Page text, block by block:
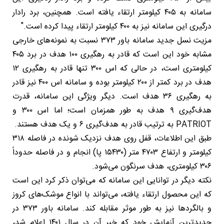
سامانه به ۴۰۵ کیلومتر ارتقاء یافته است. همچنین، برد رادار
درگیری این سامانه نیز به ۴۰۰ کیلومتر ارتقاء پیدا کرده است."
مزیت نسل جدید سامانه باور ۳۷۳ نسبت به نمونه‌های خارجی
مشابه خود این است که قادر به رهگیری ۱۰۰ هدف در برد ۴۰۵
کیلومتری است، در حالی که اس ۳۰۰ تنها قادر به رهگیری ۱۲
هدف در برد کمتر از ۲۰۰ کیلومتر بوده و سامانه اس ۴۰۰ نیز قادر
به رهگیری ۳۶ هدف است. دیگر ویژگی این سامانه، قدرت
هدف‌گیری ۹ هدف به طور همزمان است؛ اما اس ۳۰۰ و
PATRIOT به ترتیب قادر به هدف‌گیری ۶ و یک هدف هستند.
طبق این اطلاعات، قفل روی هدف نزدیک شونده در فاصله ۳۱۸
کیلومتر و ارتفاع ۴۷۰۳ متر (۱۵۴۳۰ پا) انجام و در فاصله حدوداً
۳۰۶ کیلومتری، هدف سرنگون می‌شود.
نکته دیگر در توانایی این سامانه که می‌توان ذکر کرد این است
که این محصول ارتقاء یافته، می‌تواند با انواع موشک‌های کروز
و بالگردها نیز به طور موثر مقابله کند. سامانه باور ۳۷۳ در